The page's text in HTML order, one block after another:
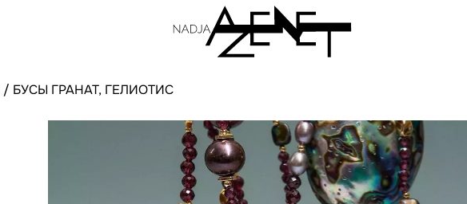
/ БУСЫ ГРАНАТ, ГЕЛИОТИС